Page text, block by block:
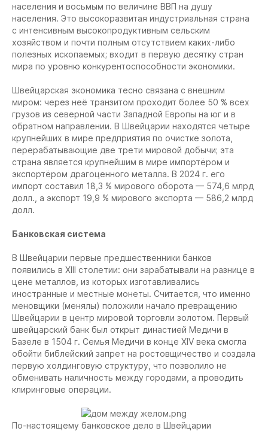
населения и восьмым по величине ВВП на душу
населения. Это высокоразвитая индустриальная страна
с интенсивным высокопродуктивным сельским
хозяйством и почти полным отсутствием каких-либо
полезных ископаемых; входит в первую десятку стран
мира по уровню конкурентоспособности экономики.
Швейцарская экономика тесно связана с внешним
миром: через неё транзитом проходит более 50 % всех
грузов из северной части Западной Европы на юг и в
обратном направлении. В Швейцарии находятся четыре
крупнейших в мире предприятия по очистке золота,
перерабатывающие две трети мировой добычи; эта
страна является крупнейшим в мире импортёром и
экспортёром драгоценного металла. В 2024 г. его
импорт составил 18,3 % мирового оборота — 574,6 млрд
долл., а экспорт 19,9 % мирового экспорта — 586,2 млрд
долл.
Банковская система
В Швейцарии первые предшественники банков
появились в XIII столетии: они зарабатывали на разнице в
цене металлов, из которых изготавливались
иностранные и местные монеты. Считается, что именно
меновщики (менялы) положили начало превращению
Швейцарии в центр мировой торговли золотом. Первый
швейцарский банк был открыт династией Медичи в
Базеле в 1504 г. Семья Медичи в конце XIV века смогла
обойти библейский запрет на ростовщичество и создала
первую холдинговую структуру, что позволило не
обменивать наличность между городами, а проводить
клиринговые операции.
По-настоящему банковское дело в Швейцарии